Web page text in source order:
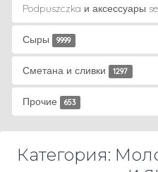
Podpuszczka и аксессуары
Сыры 9999
Сметана и сливки 1297
Прочие 653
Категория: